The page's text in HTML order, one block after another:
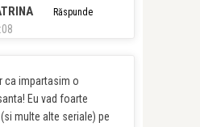
Răspunde
ca impartasim o
Eu vad foarte
multe alte seriale) pe